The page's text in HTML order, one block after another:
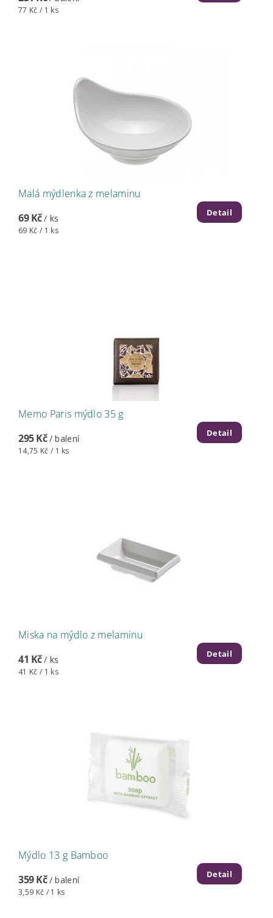
77 Kč / 1 ks
Malá mýdlenka z melaminu
69 Kč/ ks
69 Kč / 1 ks
Detail
Memo Paris mýdlo 35 g
295 Kč/ balení
14,75 Kč / 1 ks
Detail
Miska na mýdlo z melaminu
41 Kč/ ks
41 Kč / 1 ks
Detail
Mýdlo 13 g Bamboo
359 Kč/ balení
3,59 Kč / 1 ks
Detail